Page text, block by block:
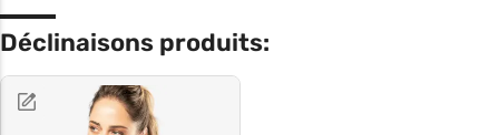
Déclinaisons produits: